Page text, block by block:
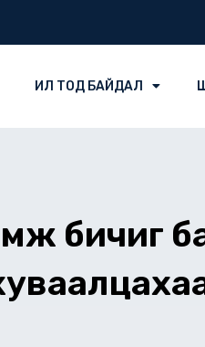
ИЛ ТОД БАЙДАЛ
бичиг